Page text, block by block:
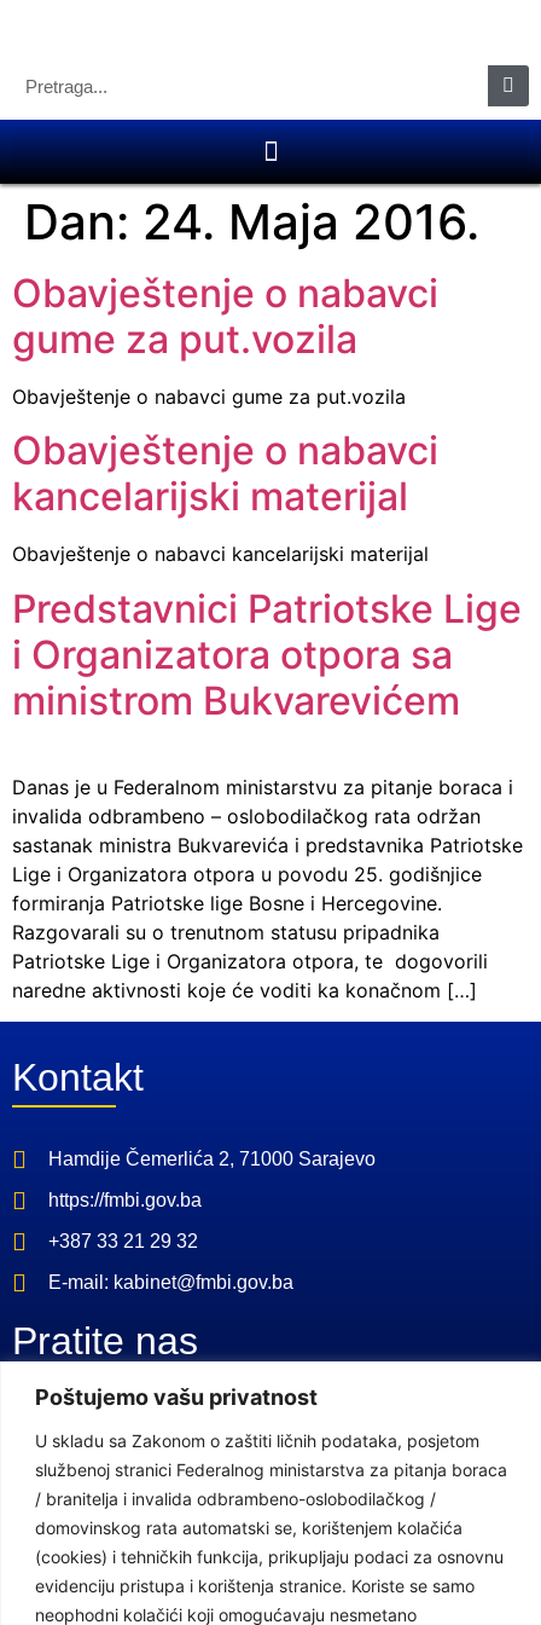
Poštujemo vašu privatnost
U skladu sa Zakonom o zaštiti ličnih podataka, posjetom
službenoj stranici Federalnog ministarstva za pitanja boraca
/ branitelja i invalida odbrambeno-oslobodilačkog /
domovinskog rata automatski se, korištenjem kolačića
(cookies) i tehničkih funkcija, prikupljaju podaci za osnovnu
evidenciju pristupa i korištenja stranice. Koriste se samo
neophodni kolačići koji omogućavaju nesmetano
Dan: 24. Maja 2016.
Obavještenje o nabavci
gume za put.vozila
Obavještenje o nabavci gume za put.vozila
Obavještenje o nabavci
kancelarijski materijal
Obavještenje o nabavci kancelarijski materijal
Predstavnici Patriotske Lige
i Organizatora otpora sa
ministrom Bukvarevićem
Danas je u Federalnom ministarstvu za pitanje boraca i
invalida odbrambeno – oslobodilačkog rata održan
sastanak ministra Bukvarevića i predstavnika Patriotske
Lige i Organizatora otpora u povodu 25. godišnjice
formiranja Patriotske lige Bosne i Hercegovine.
Razgovarali su o trenutnom statusu pripadnika
Patriotske Lige i Organizatora otpora, te dogovorili
naredne aktivnosti koje će voditi ka konačnom […]
Kontakt
Hamdije Čemerlića 2, 71000 Sarajevo
https://fmbi.gov.ba
+387 33 21 29 32
E-mail: kabinet@fmbi.gov.ba
Pratite nas
Youtube Kanal
Linkovi
Vlada Federacije Bosne i Hercegovine